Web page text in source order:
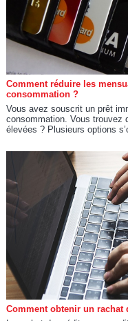
Comment réduire les
consommation ?
Vous avez souscrit un prêt
consommation. Vous trouvez
élevées ? Plusieurs options
Comment obtenir un